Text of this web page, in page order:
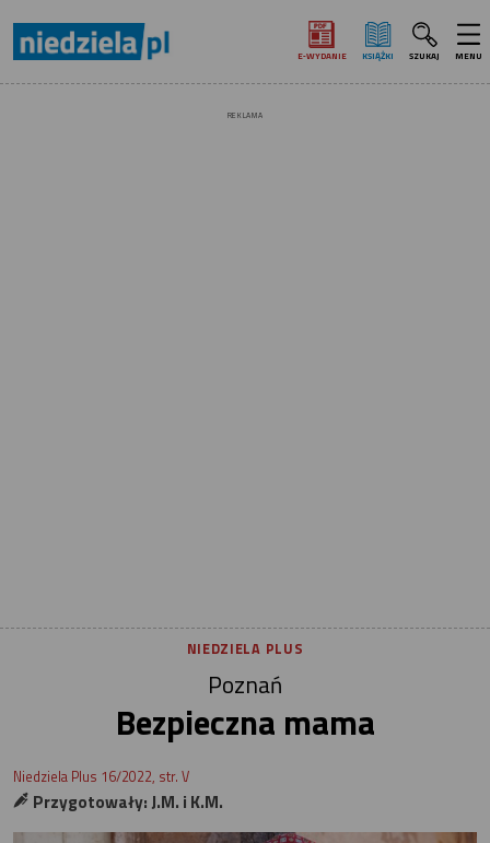
E‑WYDANIE KSIĄŻKI SZUKAJ MENU
REKLAMA
NIEDZIELA PLUS
Poznań
Bezpieczna mama
Niedziela Plus 16/2022, str. V
Przygotowały: J.M. i K.M.